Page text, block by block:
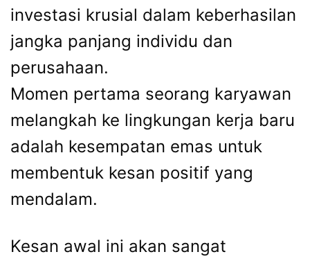
investasi krusial dalam keberhasilan
jangka panjang individu dan
perusahaan.
Momen pertama seorang karyawan
melangkah ke lingkungan kerja baru
adalah kesempatan emas untuk
membentuk kesan positif yang
mendalam.
Kesan awal ini akan sangat